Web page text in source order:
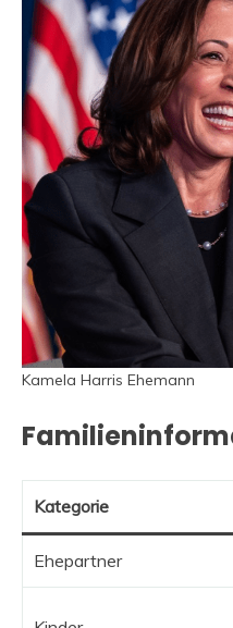
Kamela Harris Ehemann
Kategorie
Ehepartner